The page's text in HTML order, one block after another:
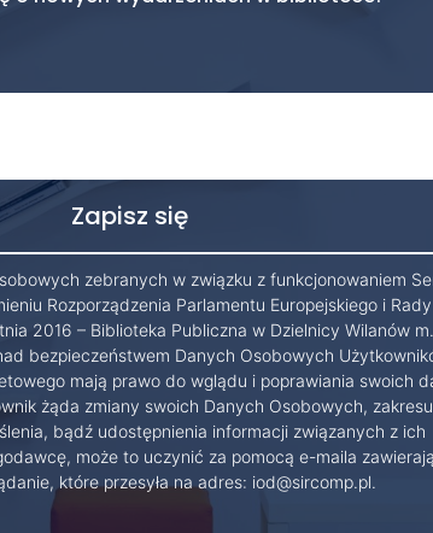
zebranych w związku z funkcjonowaniem
Rozporządzenia Parlamentu Europejskiego i Rady
2016 – Biblioteka Publiczna w Dzielnicy Wilanów
bezpieczeństwem Danych Osobowych
mają prawo do wglądu i poprawiania swoich
żąda zmiany swoich Danych Osobowych,
bądź udostępnienia informacji związanych z ich
może to uczynić za pomocą e-maila
które przesyła na adres: iod@sircomp.pl.